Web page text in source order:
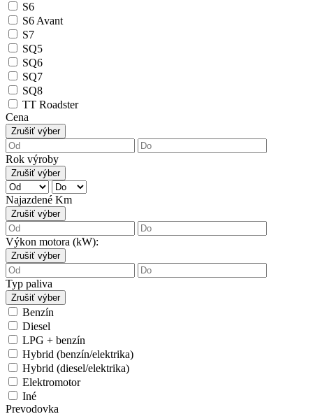
S6
S6 Avant
S7
SQ5
SQ6
SQ7
SQ8
TT Roadster
Cena
Zrušiť výber
Rok výroby
Zrušiť výber
Najazdené Km
Zrušiť výber
Výkon motora (kW):
Zrušiť výber
Typ paliva
Zrušiť výber
Benzín
Diesel
LPG + benzín
Hybrid (benzín/elektrika)
Hybrid (diesel/elektrika)
Elektromotor
Iné
Prevodovka